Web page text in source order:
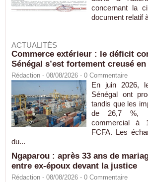
concernant la
document relatif
ACTUALITÉS
Commerce extérieur : le déficit
Sénégal s’est fortement creusé
Rédaction - 08/08/2026 - 0 Commentaire
En juin 2026,
Sénégal ont
tandis que les
de 26,7 %,
commercial à
FCFA. Les
du...
Ngaparou : après 33 ans de
entre ex-époux devant la justice
Rédaction - 08/08/2026 - 0 Commentaire